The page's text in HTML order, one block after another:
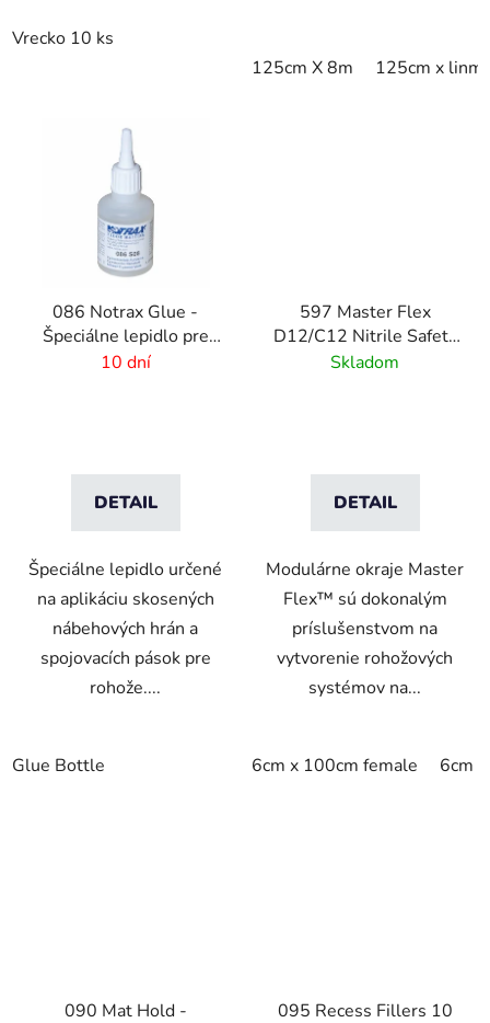
Vrecko 10 ks
125cm X 8m 125cm x linm
086 Notrax Glue -
Špeciálne lepidlo pre
rohožové systémy
10 dní
DETAIL
Špeciálne lepidlo určené
na aplikáciu skosených
nábehových hrán a
spojovacích pások pre
rohože....
Glue Bottle
597 Master Flex
D12/C12 Nitrile Safety
Ramps - Pripojiteľné
Skladom
DETAIL
Modulárne okraje Master
Flex™ sú dokonalým
príslušenstvom na
vytvorenie rohožových
systémov na...
6cm x 100cm female 6cm
090 Mat Hold -
095 Recess Fillers 10